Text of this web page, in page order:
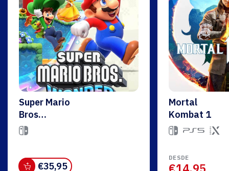
Super Mario
Bros
Wonder
€35,95
Mortal
Kombat 1
DESDE